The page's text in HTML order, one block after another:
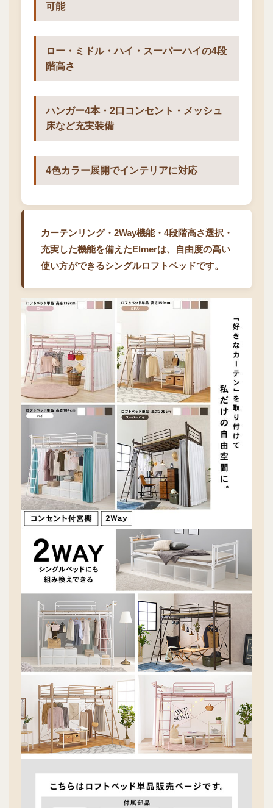
可能
ロー・ミドル・ハイ・スーパーハイの4段
階高さ
ハンガー4本・2口コンセント・メッシュ
床など充実装備
4色カラー展開でインテリアに対応
カーテンリング・2Way機能・4段階高さ選択・
充実した機能を備えたElmerは、自由度の高い
使い方ができるシングルロフトベッドです。